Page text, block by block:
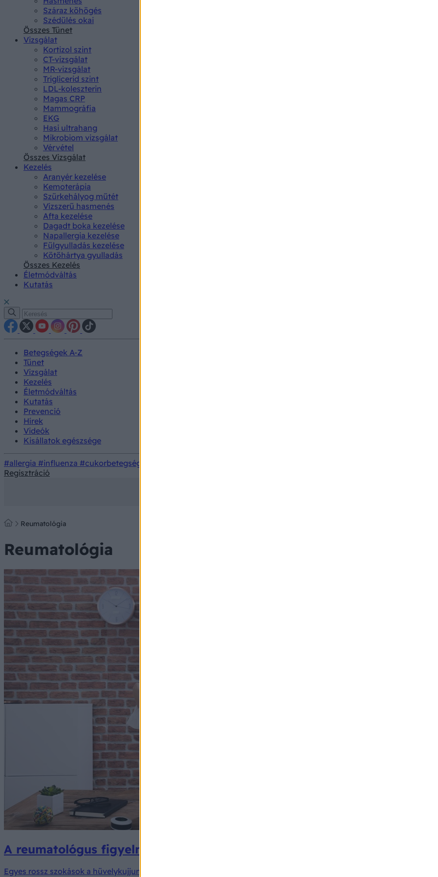
Száraz köhögés
Szédülés okai
Összes Tünet
Vizsgálat
Kortizol szint
CT-vizsgálat
MR-vizsgálat
Triglicerid szint
LDL-koleszterin
Magas CRP
Mammográfia
EKG
Hasi ultrahang
Mikrobiom vizsgálat
Vérvétel
Összes Vizsgálat
Kezelés
Aranyér kezelése
Kemoterápia
Szürkehályog műtét
Vízszerű hasmenés
Afta kezelése
Dagadt boka kezelése
Napallergia kezelése
Fülgyulladás kezelése
Kötőhártya gyulladás
Összes Kezelés
Életmódváltás
Kutatás
Betegségek A-Z
Tünet
Vizsgálat
Kezelés
Életmódváltás
Kutatás
Prevenció
Hírek
Videók
Kisállatok egészsége
#allergia #influenza #cukorbetegség
Regisztráció
Reumatológia
Reumatológia
A reumatológus figyelmeztet: ezek a rossz szokások vezethetnek ízületi
Egyes rossz szokások a hüvelykujjunktól a térdünkig bárhol okozhatnak ízületi fájdalmakat.